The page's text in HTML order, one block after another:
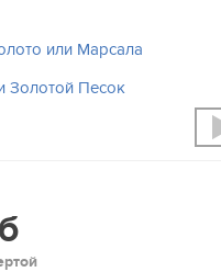
или Марсала
Золотой Песок